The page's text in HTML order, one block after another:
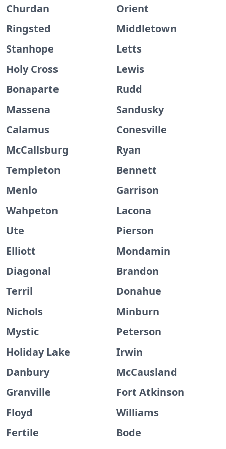
Churdan
Orient
Ringsted
Middletown
Stanhope
Letts
Holy Cross
Lewis
Bonaparte
Rudd
Massena
Sandusky
Calamus
Conesville
McCallsburg
Ryan
Templeton
Bennett
Menlo
Garrison
Wahpeton
Lacona
Ute
Pierson
Elliott
Mondamin
Diagonal
Brandon
Terril
Donahue
Nichols
Minburn
Mystic
Peterson
Holiday Lake
Irwin
Danbury
McCausland
Granville
Fort Atkinson
Floyd
Williams
Fertile
Bode